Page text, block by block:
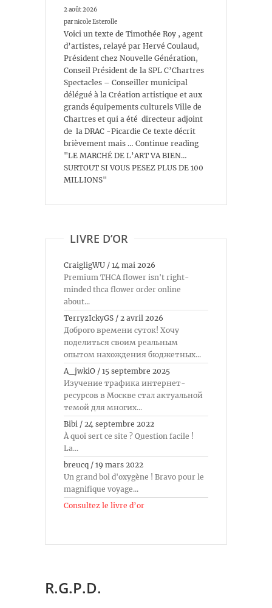
2 août 2026
par nicole Esterolle
Voici un texte de Timothée Roy , agent
d’artistes, relayé par Hervé Coulaud,
Président chez Nouvelle Génération,
Conseil Président de la SPL C’Chartres
Spectacles – Conseiller municipal
délégué à la Création artistique et aux
grands équipements culturels Ville de
Chartres et qui a été directeur adjoint
de la DRAC -Picardie Ce texte décrit
brièvement mais … Continue reading
"LE MARCHÉ DE L’ART VA BIEN…
SURTOUT SI VOUS PESEZ PLUS DE 100
MILLIONS"
LIVRE D’OR
CraigligWU / 14 mai 2026
Premium THCA flower isn't right-
minded thca flower order online
about...
TerryzIckyGS / 2 avril 2026
Доброго времени суток! Хочу
поделиться своим реальным
опытом нахождения бюджетных...
A_jwkiO / 15 septembre 2025
Изучение трафика интернет-
ресурсов в Москве стал актуальной
темой для многих...
Bibi / 24 septembre 2022
À quoi sert ce site ? Question facile !
La...
breucq / 19 mars 2022
Un grand bol d'oxygène ! Bravo pour le
magnifique voyage...
Consultez le livre d’or
R.G.P.D.